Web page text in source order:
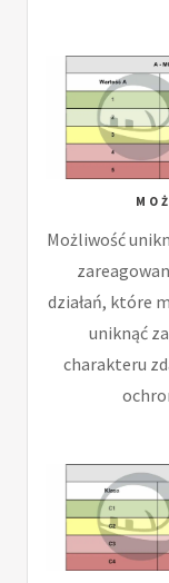
Możliwość
działań, które
uniknąć
charakteru